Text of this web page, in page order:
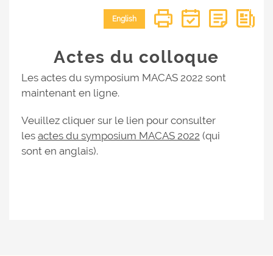
English
Actes du colloque
Les actes du symposium MACAS 2022 sont
maintenant en ligne.
Veuillez cliquer sur le lien pour consulter
les actes du symposium MACAS 2022 (qui
sont en anglais).